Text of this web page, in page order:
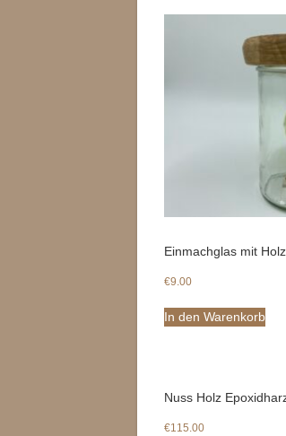
Einmachglas mit
€9.00
In den Warenkorb
Nuss Holz
€115.00